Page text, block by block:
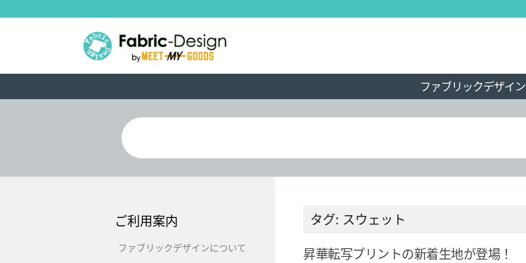
ファブリックデザイン
タグ: スウェット
昇華転写プリントの新着生地が登場！
ご利用案内
ファブリックデザインについて